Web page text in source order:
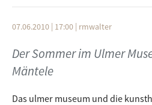
Frau Holzapfel, eine der beiden
07.06.2010 | 17:00 | rmwalter
Der Sommer im Ulmer
Mäntele
Das ulmer museum und die